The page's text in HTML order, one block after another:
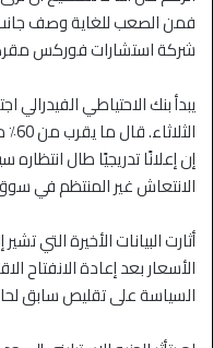
شركة استشارات فوركس
يبدأ بنك الاحتياطي
إن إعلانًا تدريجيًا طال
الانتعاش غير المنتظم في
أثارت البيانات الأخيرة التي
السياسة على تقليص سابق